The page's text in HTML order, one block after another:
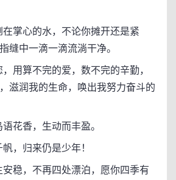
掌心的水，不论你摊开还是紧
缝中一滴一滴流淌干净。
用算不完的爱，数不完的辛勤，
滋润我的生命，唤出我努力奋斗的
花香，生动而丰盈。
，归来仍是少年！
稳，不再四处漂泊，愿你四季有